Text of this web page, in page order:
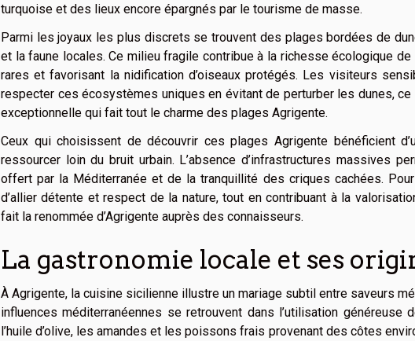
turquoise et des lieux encore épargnés par le tourisme de masse.
Parmi les joyaux les plus discrets se trouvent des plages bordées de
et la faune locales. Ce milieu fragile contribue à la richesse écologique
rares et favorisant la nidification d’oiseaux protégés. Les visiteurs
respecter ces écosystèmes uniques en évitant de perturber les dunes,
exceptionnelle qui fait tout le charme des plages Agrigente.
Ceux qui choisissent de découvrir ces plages Agrigente bénéficient
ressourcer loin du bruit urbain. L’absence d’infrastructures massives
offert par la Méditerranée et de la tranquillité des criques cachées. Pour
d’allier détente et respect de la nature, tout en contribuant à la
fait la renommée d’Agrigente auprès des connaisseurs.
La gastronomie locale et ses
À Agrigente, la cuisine sicilienne illustre un mariage subtil entre saveurs
influences méditerranéennes se retrouvent dans l’utilisation
l’huile d’olive, les amandes et les poissons frais provenant des côtes